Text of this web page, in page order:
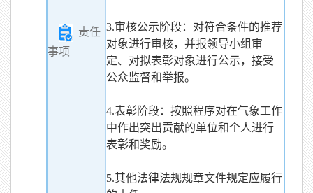
责任
事项
3.审核公示阶段：对符合条件的推荐
对象进行审核，并报领导小组审
定、对拟表彰对象进行公示，接受
公众监督和举报。
4.表彰阶段：按照程序对在气象工作
中作出突出贡献的单位和个人进行
表彰和奖励。
5.其他法律法规规章文件规定应履行